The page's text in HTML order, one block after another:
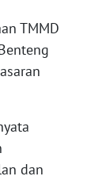
TMMD
dan